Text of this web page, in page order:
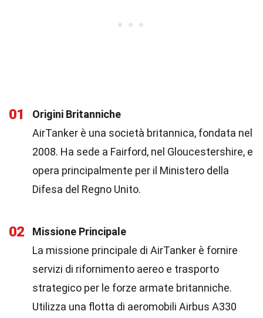
01
Origini Britanniche
AirTanker è una società britannica, fondata nel
2008. Ha sede a Fairford, nel Gloucestershire, e
opera principalmente per il Ministero della
Difesa del Regno Unito.
02
Missione Principale
La missione principale di AirTanker è fornire
servizi di rifornimento aereo e trasporto
strategico per le forze armate britanniche.
Utilizza una flotta di aeromobili Airbus A330